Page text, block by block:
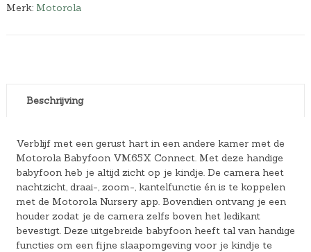
Merk: Motorola
Beschrijving
Verblijf met een gerust hart in een andere kamer met de
Motorola Babyfoon VM65X Connect. Met deze handige
babyfoon heb je altijd zicht op je kindje. De camera heet
nachtzicht, draai-, zoom-, kantelfunctie én is te koppelen
met de Motorola Nursery app. Bovendien ontvang je een
houder zodat je de camera zelfs boven het ledikant
bevestigt. Deze uitgebreide babyfoon heeft tal van handige
functies om een fijne slaapomgeving voor je kindje te